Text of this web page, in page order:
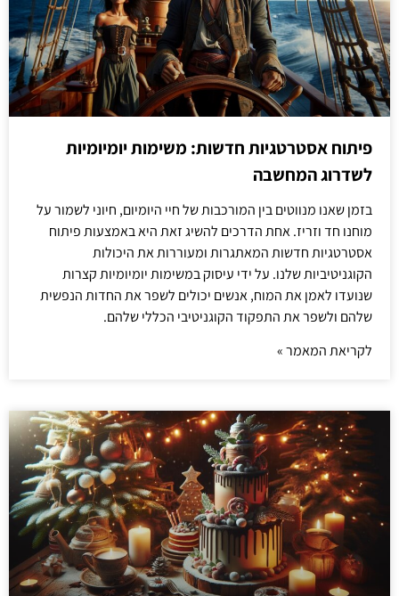
פיתוח אסטרטגיות חדשות: משימות יומיומיות
לשדרוג המחשבה
בזמן שאנו מנווטים בין המורכבות של חיי היומיום, חיוני לשמור על
מוחנו חד וזריז. אחת הדרכים להשיג זאת היא באמצעות פיתוח
אסטרטגיות חדשות המאתגרות ומעוררות את היכולות
הקוגניטיביות שלנו. על ידי עיסוק במשימות יומיומיות קצרות
שנועדו לאמן את המוח, אנשים יכולים לשפר את החדות הנפשית
שלהם ולשפר את התפקוד הקוגניטיבי הכללי שלהם.
לקריאת המאמר »